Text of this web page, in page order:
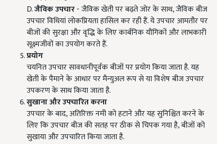
D.जैविक उपचार- जैविक खेती पर बढ़ते जोर के साथ, जैविक बीज
उपचार विधियां लोकप्रियता हासिल कर रही हैं. ये उपचार आमतौर पर
बीजों की सुरक्षा और वृद्धि के लिए कार्बनिक यौगिकों और लाभकारी
सूक्ष्मजीवों का उपयोग करते हैं.
प्रयोग
चयनित उपचार सावधानीपूर्वक बीजों पर प्रयोग किया जाता है. यह
खेती के पैमाने के आधार पर मैन्युअल रूप से या विशेष बीज उपचार
उपकरण के साथ किया जाता है.
सुखाना और उपचारित करना
उपचार के बाद, अतिरिक्त नमी को हटाने और यह सुनिश्चित करने के
लिए कि उपचार बीज की सतह पर ठीक से चिपक गया है, बीजों को
सुखाया और उपचारित किया जाता है.